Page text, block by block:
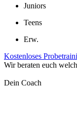
Juniors
Teens
Erw.
Kostenloses
Wir beraten euch
Dein Coach